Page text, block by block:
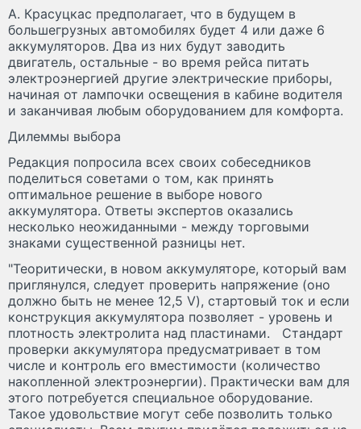
А. Красуцкас предполагает, что в будущем в
большегрузных автомобилях будет 4 или даже 6
аккумуляторов. Два из них будут заводить
двигатель, остальные - во время рейса питать
электроэнергией другие электрические приборы,
начиная от лампочки освещения в кабине водителя
и заканчивая любым оборудованием для комфорта.
Дилеммы выбора
Редакция попросила всех своих собеседников
поделиться советами о том, как принять
оптимальное решение в выборе нового
аккумулятора. Ответы экспертов оказались
несколько неожиданными - между торговыми
знаками существенной разницы нет.
"Теоритически, в новом аккумуляторе, который вам
приглянулся, следует проверить напряжение (оно
должно быть не менее 12,5 V), стартовый ток и если
конструкция аккумулятора позволяет - уровень и
плотность электролита над пластинами. Стандарт
проверки аккумулятора предусматривает в том
числе и контроль его вместимости (количество
накопленной электроэнергии). Практически вам для
этого потребуется специальное оборудование.
Такое удовольствие могут себе позволить только